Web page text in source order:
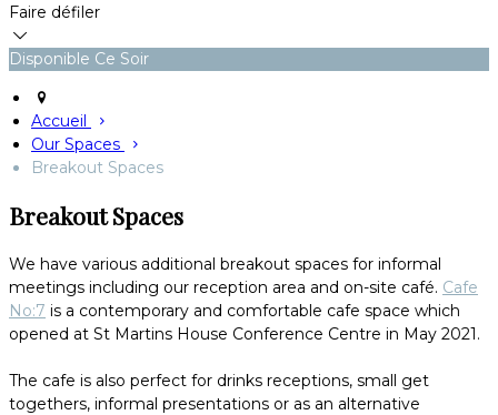
Faire défiler
Disponible Ce Soir
Accueil
Our Spaces
Breakout Spaces
Breakout Spaces
We have various additional breakout spaces for informal
meetings including our reception area and on-site café. Cafe
No:7 is a contemporary and comfortable cafe space which
opened at St Martins House Conference Centre in May 2021.
The cafe is also perfect for drinks receptions, small get
togethers, informal presentations or as an alternative